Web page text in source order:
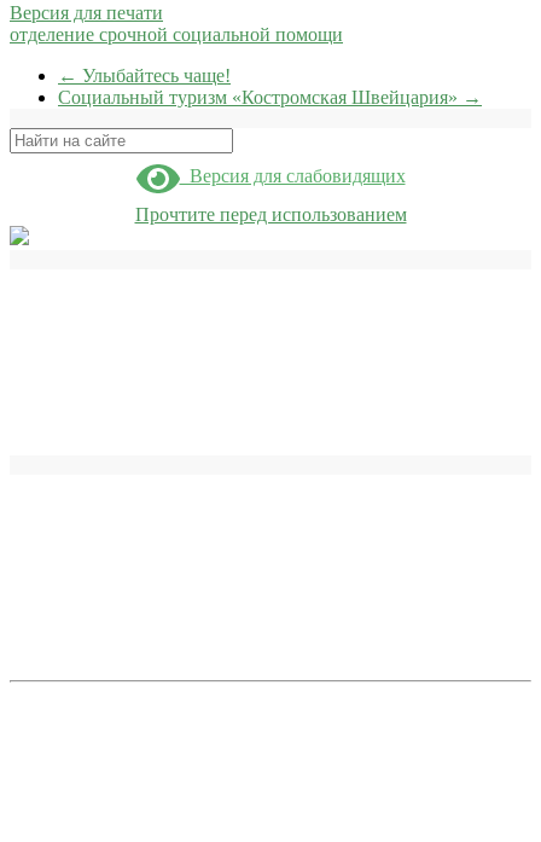
Версия для печати
отделение срочной социальной помощи
← Улыбайтесь чаще!
Социальный туризм «Костромская Швейцария» →
Поиск
Версия для слабовидящих
Прочтите перед использованием